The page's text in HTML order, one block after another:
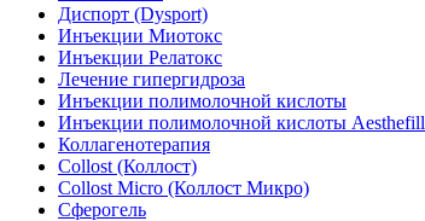
Диспорт (Dysport)
Инъекции Миотокс
Инъекции Релатокс
Лечение гипергидроза
Инъекции полимолочной кислоты
Инъекции полимолочной кислоты Aesthefill
Коллагенотерапия
Collost (Коллост)
Collost Micro (Коллост Микро)
Сферогель